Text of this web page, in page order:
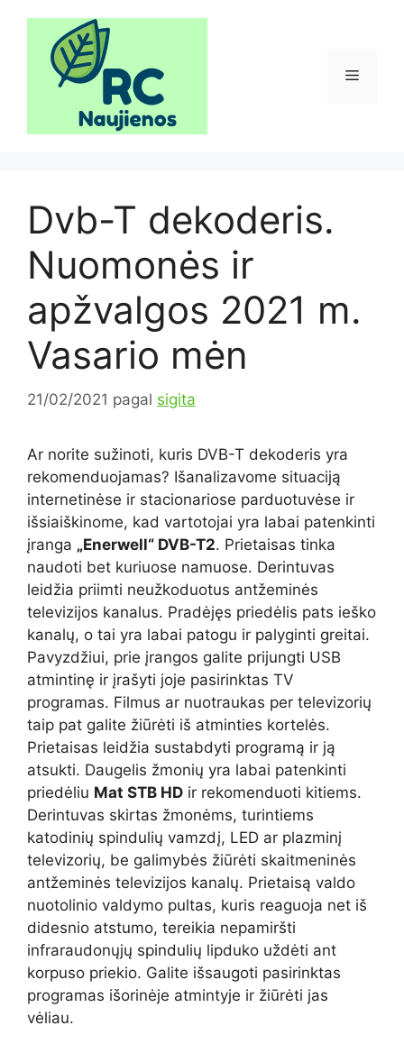
Meniu
Dvb-T dekoderis.
Nuomonės ir
apžvalgos 2021 m.
Vasario mėn
21/02/2021 pagal sigita
Ar norite sužinoti, kuris DVB-T dekoderis yra
rekomenduojamas? Išanalizavome situaciją
internetinėse ir stacionariose parduotuvėse ir
išsiaiškinome, kad vartotojai yra labai patenkinti
įranga „Enerwell“ DVB-T2. Prietaisas tinka
naudoti bet kuriuose namuose. Derintuvas
leidžia priimti neužkoduotus antžeminės
televizijos kanalus. Pradėjęs priedėlis pats ieško
kanalų, o tai yra labai patogu ir palyginti greitai.
Pavyzdžiui, prie įrangos galite prijungti USB
atmintinę ir įrašyti joje pasirinktas TV
programas. Filmus ar nuotraukas per televizorių
taip pat galite žiūrėti iš atminties kortelės.
Prietaisas leidžia sustabdyti programą ir ją
atsukti. Daugelis žmonių yra labai patenkinti
priedėliu Mat STB HD ir rekomenduoti kitiems.
Derintuvas skirtas žmonėms, turintiems
katodinių spindulių vamzdį, LED ar plazminį
televizorių, be galimybės žiūrėti skaitmeninės
antžeminės televizijos kanalų. Prietaisą valdo
nuotolinio valdymo pultas, kuris reaguoja net iš
didesnio atstumo, tereikia nepamiršti
infraraudonųjų spindulių lipduko uždėti ant
korpuso priekio. Galite išsaugoti pasirinktas
programas išorinėje atmintyje ir žiūrėti jas
vėliau.